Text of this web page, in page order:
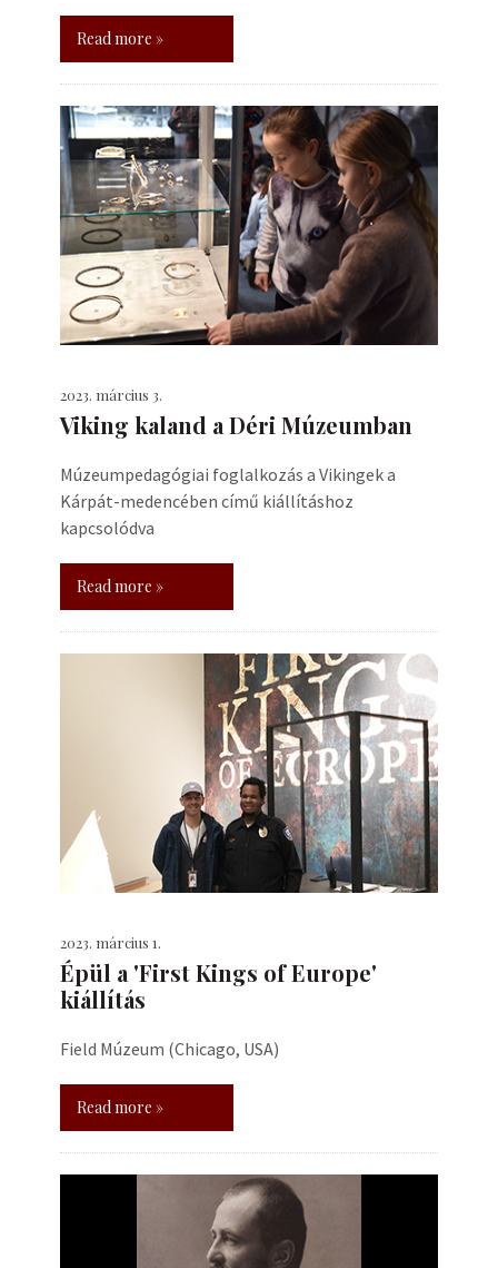
Read more »
2023. március 3.
Viking kaland a Déri Múzeumban
Múzeumpedagógiai foglalkozás a Vikingek a
Kárpát-medencében című kiállításhoz
kapcsolódva
Read more »
2023. március 1.
Épül a 'First Kings of Europe'
kiállítás
Field Múzeum (Chicago, USA)
Read more »